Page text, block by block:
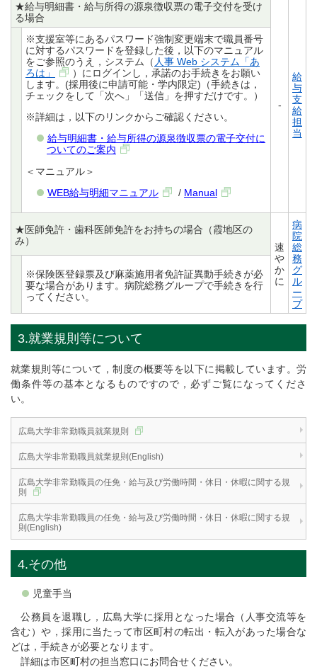
★給与明細書・給与所得の源泉徴収票の電子交付を受け
る場合
-
給
与
支
給
担
当
※支援室等にあるパスワード強制変更端末で職員番号
に対するパスワードを登録した後，以下のマニュアル
をご参照のうえ，システム（ 人事 Web システム「あ
ろは」
）にログインし，承諾のお手続きをお願い
します。(採用後に申請可能・学内限定)（手続きは，
チェックをして「次へ」「送信」を押すだけです。）
※詳細は，以下のリンクからご確認ください。
給与明細書・給与所得の源泉徴収票の電子交付に
ついてのご案内
＜マニュアル＞
WEB給与明細マニュアル
/ Manual
★医師免許・歯科医師免許をお持ちの場合（霞地区の
み）
速
や
か
に
病
院
総
務
グ
ル
ー
プ
※保険医登録票及び麻薬施用者免許証異動手続きが必
要な場合があります。病院総務グループで手続きを行
ってください。
3.就業規則等について
就業規則等について，制度の概要等を以下に掲載しています。労
働条件等の基本となるものですので，必ずご覧になってくださ
い。
広島大学非常勤職員就業規則
広島大学非常勤職員就業規則(English)
広島大学非常勤職員の任免・給与及び労働時間・休日・休暇に関する規
則
広島大学非常勤職員の任免・給与及び労働時間・休日・休暇に関する規
則(English)
4.その他
児童手当
公務員を退職し，広島大学に採用となった場合（人事交流等を
含む）や，採用に当たって市区町村の転出・転入があった場合な
どは，手続きが必要となります。
詳細は市区町村の担当窓口にお問合せください。